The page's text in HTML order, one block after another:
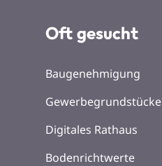
Oft gesucht
Baugenehmigung
Gewerbegrundstücke
Digitales Rathaus
Bodenrichtwerte